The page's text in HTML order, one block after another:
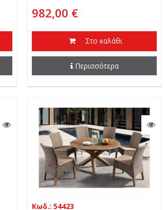
982,00 €
Στο καλάθι
Περισσότερα
Κωδ.: 54423